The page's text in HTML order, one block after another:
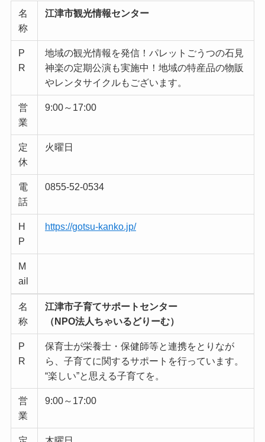
名
称
江津市観光情報センター
P
R
地域の観光情報を発信！パレットごうつの石見
神楽の定期公演も実施中！地域の特産品の物販
やレンタサイクルもございます。
営
業
9:00～17:00
定
休
火曜日
電
話
0855-52-0534
H
P
https://gotsu-kanko.jp/
M
ail
名
称
江津市子育てサポートセンター
（NPO法人ちゃいるどりーむ）
P
R
保育士が栄養士・保健師等と連携をとりなが
ら、子育てに関するサポートを行っています。
“楽しい”と思える子育てを。
営
業
9:00～17:00